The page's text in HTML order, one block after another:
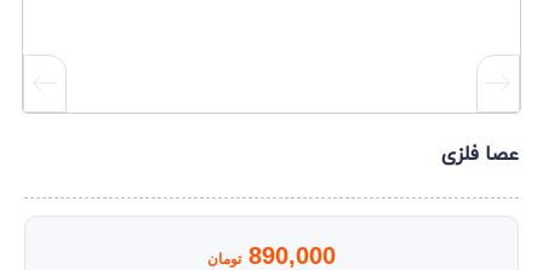
عصا فلزی
890,000 تومان